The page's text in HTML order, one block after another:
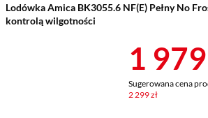
Lodówka Amica BK3055.6 NF(E) Pełny No
kontrolą wilgotności
Cena
1 979
Sugerowana cena
2 299 zł